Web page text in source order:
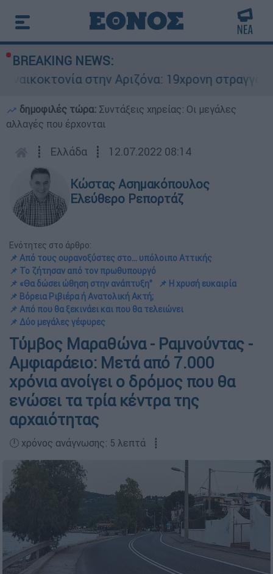
BREAKING NEWS:
στην Αριζόνα: 19χρονη στραγγαλίστηκε
δημοφιλές τώρα: Συντάξεις χηρείας: Οι μεγάλες
αλλαγές που έρχονται
┋ Ελλάδα ┋ 12.07.2022 08:14
Κώστας Ασημακόπουλος
Ελεύθερο Ρεπορτάζ
Ενότητες στο άρθρο:
📌 Από τους ουρανοξύστες στο... υπόλοιπο Αττικής
📌 Το ζήτησαν από τον πρωθυπουργό
📌 «Θα δώσει ώθηση στην ανάπτυξη"
📌 Η χρυσή ευκαιρία
📌 Βόρεια Ριβιέρα ή Ανατολική Ακτή;
📌 Από που θα ξεκινάει και που θα τελειώνει
📌 Δύο μεγάλες γέφυρες
Τύμβος Μαραθώνα - Ραμνούντας -
Αμφιαράειο: Μετά από 7.000
χρόνια ανοίγει ο δρόμος που θα
ενώσει τα τρία κέντρα της
αρχαιότητας
🕛 χρόνος ανάγνωσης: 5 λεπτά ┋